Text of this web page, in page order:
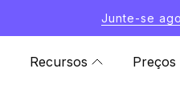
Junte-se
Recursos Preços